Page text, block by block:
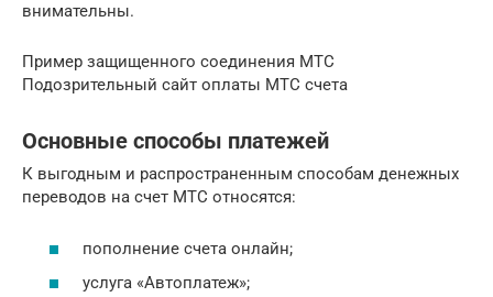
внимательны.
Пример защищенного соединения МТС
Подозрительный сайт оплаты МТС счета
Основные способы платежей
К выгодным и распространенным способам денежных
переводов на счет МТС относятся:
пополнение счета онлайн;
услуга «Автоплатеж»;